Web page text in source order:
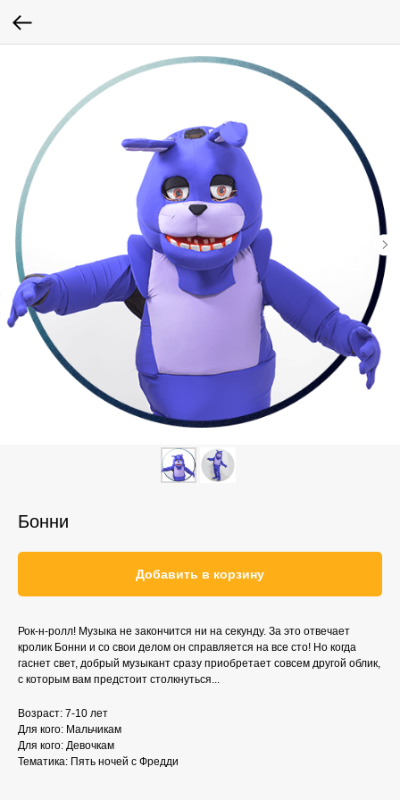
Бонни
Добавить в корзину
Рок-н-ролл! Музыка не закончится ни на секунду. За это отвечает
кролик Бонни и со свои делом он справляется на все сто! Но когда
гаснет свет, добрый музыкант сразу приобретает совсем другой облик,
с которым вам предстоит столкнуться...
Возраст: 7-10 лет
Для кого: Мальчикам
Для кого: Девочкам
Тематика: Пять ночей с Фредди